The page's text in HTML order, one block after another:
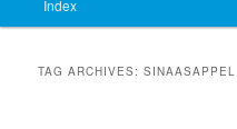
primary
content
secondary
content
Index
TAG ARCHIVES:SINAASAPPEL